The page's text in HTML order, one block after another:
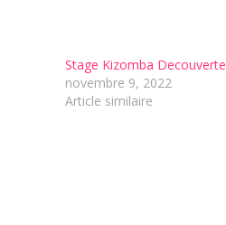
Stage Kizomba Decouverte
novembre 9, 2022
Article similaire